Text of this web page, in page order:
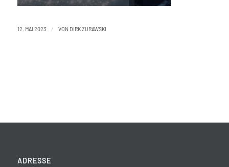
12. MAI 2023 / VON DIRK ZURAWSKI
ADRESSE